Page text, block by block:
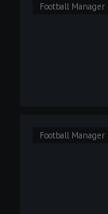
Football Manager
Football Manager